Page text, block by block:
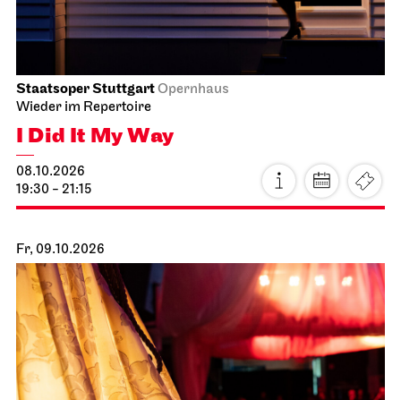
Staatsoper StuttgartOpernhaus
Wieder im Repertoire
I Did It My Way
08.10.2026
19:30 - 21:15
Fr, 09.10.2026